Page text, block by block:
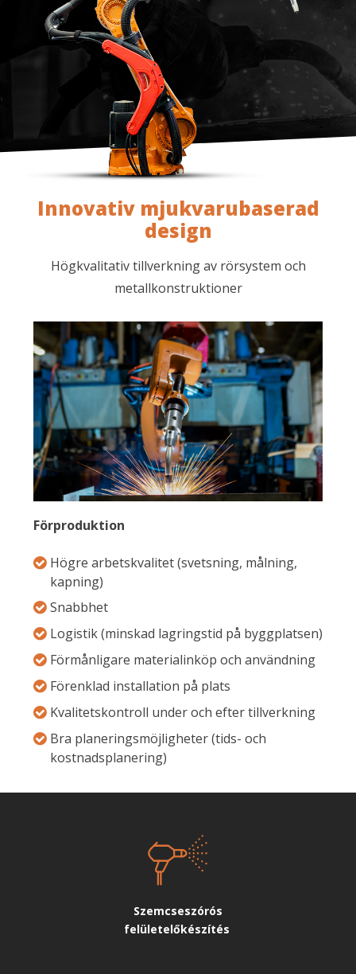
Innovativ mjukvarubaserad
design
Högkvalitativ tillverkning av rörsystem och
metallkonstruktioner
Förproduktion
Högre arbetskvalitet (svetsning, målning,
kapning)
Snabbhet
Logistik (minskad lagringstid på byggplatsen)
Förmånligare materialinköp och användning
Förenklad installation på plats
Kvalitetskontroll under och efter tillverkning
Bra planeringsmöjligheter (tids- och
kostnadsplanering)
Szemcseszórós
felületelőkészítés